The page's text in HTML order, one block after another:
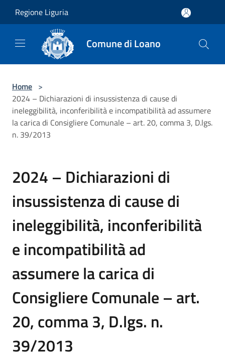
Regione Liguria
Comune di Loano
Home >
2024 – Dichiarazioni di insussistenza di cause di
ineleggibilità, inconferibilità e incompatibilità ad assumere
la carica di Consigliere Comunale – art. 20, comma 3, D.lgs.
n. 39/2013
2024 – Dichiarazioni di
insussistenza di cause di
ineleggibilità, inconferibilità
e incompatibilità ad
assumere la carica di
Consigliere Comunale – art.
20, comma 3, D.lgs. n.
39/2013